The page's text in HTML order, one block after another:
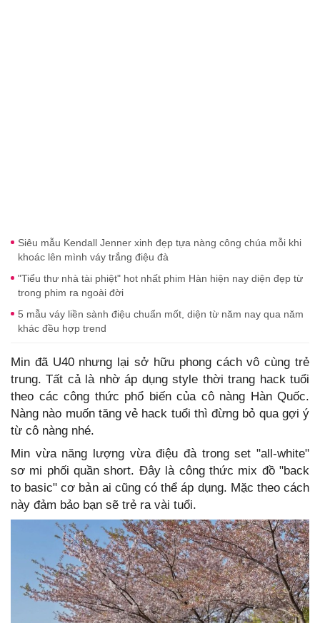
Siêu mẫu Kendall Jenner xinh đẹp tựa nàng công chúa mỗi khi
khoác lên mình váy trắng điệu đà
"Tiểu thư nhà tài phiệt" hot nhất phim Hàn hiện nay diện đẹp từ
trong phim ra ngoài đời
5 mẫu váy liền sành điệu chuẩn mốt, diện từ năm nay qua năm
khác đều hợp trend
Min đã U40 nhưng lại sở hữu phong cách vô cùng trẻ
trung. Tất cả là nhờ áp dụng style thời trang hack tuổi
theo các công thức phổ biến của cô nàng Hàn Quốc.
Nàng nào muốn tăng vẻ hack tuổi thì đừng bỏ qua gợi ý
từ cô nàng nhé.
Min vừa năng lượng vừa điệu đà trong set "all-white"
sơ mi phối quần short. Đây là công thức mix đồ "back
to basic" cơ bản ai cũng có thể áp dụng. Mặc theo cách
này đảm bảo bạn sẽ trẻ ra vài tuổi.